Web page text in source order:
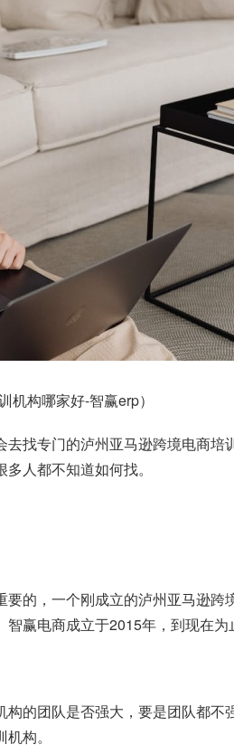
机构哪家好-智赢erp）
找专门的泸州亚马逊跨境电商
人都不知道如何找。
的，一个刚成立的泸州亚马逊
赢电商成立于2015年，到现在
的团队是否强大，要是团队都
构。